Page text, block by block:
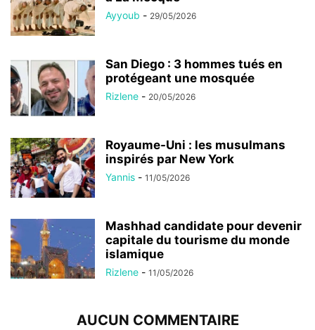
Ayyoub - 29/05/2026
San Diego : 3 hommes tués en
protégeant une mosquée
Rizlene - 20/05/2026
Royaume-Uni : les musulmans
inspirés par New York
Yannis - 11/05/2026
Mashhad candidate pour devenir
capitale du tourisme du monde
islamique
Rizlene - 11/05/2026
AUCUN COMMENTAIRE